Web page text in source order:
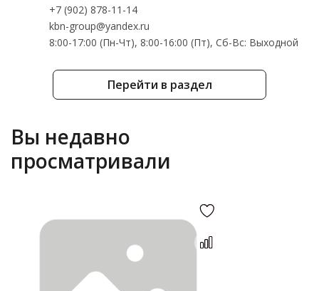
Перейти в раздел
+7 (902) 878-11-14
kbn-group@yandex.ru
8:00-17:00 (Пн-Чт), 8:00-16:00 (Пт), Cб-Вс: Выходной
Вы недавно
просматривали